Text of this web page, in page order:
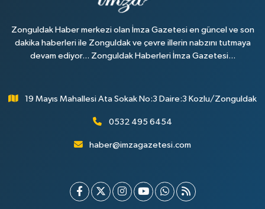
Zonguldak Haber merkezi olan İmza Gazetesi en güncel ve son
dakika haberleri ile Zonguldak ve çevre illerin nabzını tutmaya
devam ediyor... Zonguldak Haberleri İmza Gazetesi...
19 Mayıs Mahallesi Ata Sokak No:3 Daire:3 Kozlu/Zonguldak
0532 495 6454
haber@imzagazetesi.com